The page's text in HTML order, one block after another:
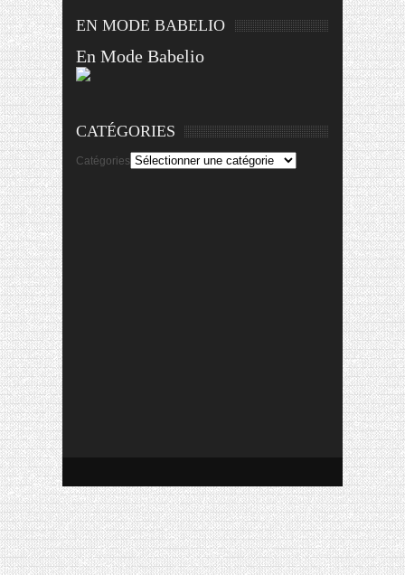
EN MODE BABELIO
En Mode Babelio
CATÉGORIES
Catégories